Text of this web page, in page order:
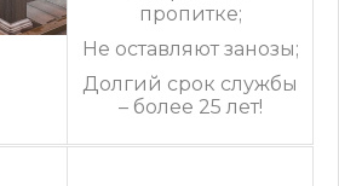
пропитке;
Не оставляют занозы;
Долгий срок службы
– более 25 лет!